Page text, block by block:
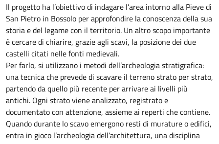
Il progetto ha l’obiettivo di indagare l’area intorno alla Pieve di
San Pietro in Bossolo per approfondire la conoscenza della sua
storia e del legame con il territorio. Un altro scopo importante
è cercare di chiarire, grazie agli scavi, la posizione dei due
castelli citati nelle fonti medievali.
Per farlo, si utilizzano i metodi dell’archeologia stratigrafica:
una tecnica che prevede di scavare il terreno strato per strato,
partendo da quello più recente per arrivare ai livelli più
antichi. Ogni strato viene analizzato, registrato e
documentato con attenzione, assieme ai reperti che contiene.
Quando durante lo scavo emergono resti di murature o edifici,
entra in gioco l’archeologia dell’architettura, una disciplina